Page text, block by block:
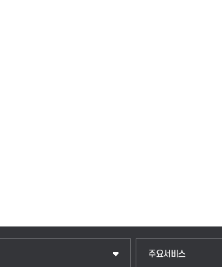
주요서비스
입학안내